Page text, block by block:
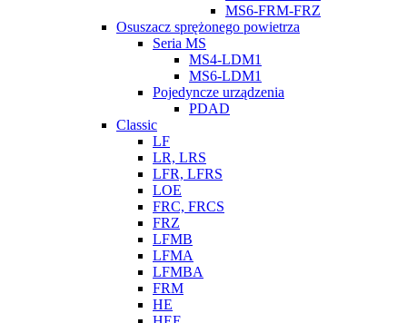
MS6-FRM-FRZ
Osuszacz sprężonego powietrza
Seria MS
MS4-LDM1
MS6-LDM1
Pojedyncze urządzenia
PDAD
Classic
LF
LR, LRS
LFR, LFRS
LOE
FRC, FRCS
FRZ
LFMB
LFMA
LFMBA
FRM
HE